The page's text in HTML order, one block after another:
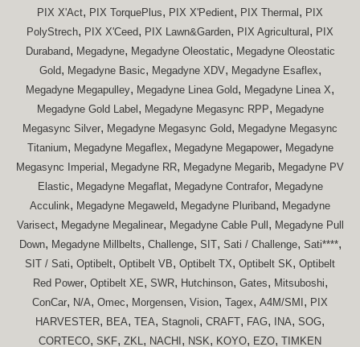
PIX X'Act, PIX TorquePlus, PIX X'Pedient, PIX Thermal, PIX
PolyStrech, PIX X'Ceed, PIX Lawn&Garden, PIX Agricultural, PIX
Duraband, Megadyne, Megadyne Oleostatic, Megadyne Oleostatic
Gold, Megadyne Basic, Megadyne XDV, Megadyne Esaflex,
Megadyne Megapulley, Megadyne Linea Gold, Megadyne Linea X,
Megadyne Gold Label, Megadyne Megasync RPP, Megadyne
Megasync Silver, Megadyne Megasync Gold, Megadyne Megasync
Titanium, Megadyne Megaflex, Megadyne Megapower, Megadyne
Megasync Imperial, Megadyne RR, Megadyne Megarib, Megadyne PV
Elastic, Megadyne Megaflat, Megadyne Contrafor, Megadyne
Acculink, Megadyne Megaweld, Megadyne Pluriband, Megadyne
Varisect, Megadyne Megalinear, Megadyne Cable Pull, Megadyne Pull
Down, Megadyne Millbelts, Challenge, SIT, Sati / Challenge, Sati****,
SIT / Sati, Optibelt, Optibelt VB, Optibelt TX, Optibelt SK, Optibelt
Red Power, Optibelt XE, SWR, Hutchinson, Gates, Mitsuboshi,
ConCar, N/A, Omec, Morgensen, Vision, Tagex, A4M/SMI, PIX
HARVESTER, BEA, TEA, Stagnoli, CRAFT, FAG, INA, SOG,
CORTECO, SKF, ZKL , NACHI, NSK, KOYO, EZO, TIMKEN